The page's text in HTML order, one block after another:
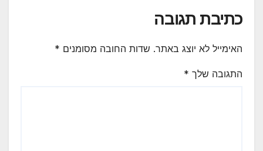
כתיבת תגובה
האימייל לא יוצג באתר. שדות החובה מסומנים *
התגובה שלך *